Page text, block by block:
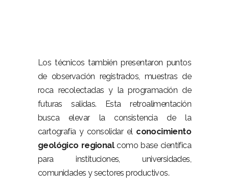
Los técnicos también presentaron puntos
de observación registrados, muestras de
roca recolectadas y la programación de
futuras salidas. Esta retroalimentación
busca elevar la consistencia de la
cartografía y consolidar el conocimiento
geológico regionalcomo base científica
para instituciones, universidades,
comunidades y sectores productivos.